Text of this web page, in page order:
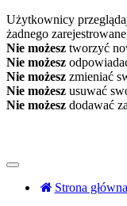
Użytkownicy
żadnego
Nie możesz tworzyć
Nie możesz
Nie możesz zmieniać
Nie możesz usuwać
Nie możesz dodawać
Strona główna